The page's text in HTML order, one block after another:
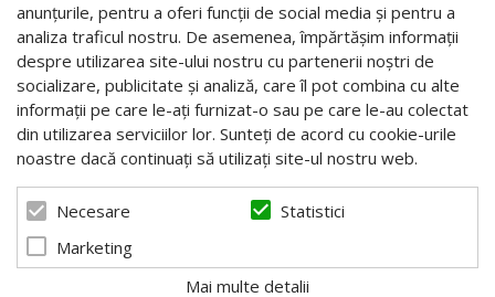
anunțurile, pentru a oferi funcții de social media și pentru a
analiza traficul nostru. De asemenea, împărtășim informații
despre utilizarea site-ului nostru cu partenerii noștri de
socializare, publicitate și analiză, care îl pot combina cu alte
informații pe care le-ați furnizat-o sau pe care le-au colectat
din utilizarea serviciilor lor. Sunteți de acord cu cookie-urile
noastre dacă continuați să utilizați site-ul nostru web.
Necesare
Statistici
Marketing
Mai multe detalii
© 2026 Apis Blaj - Utilaje apicole. Powered by